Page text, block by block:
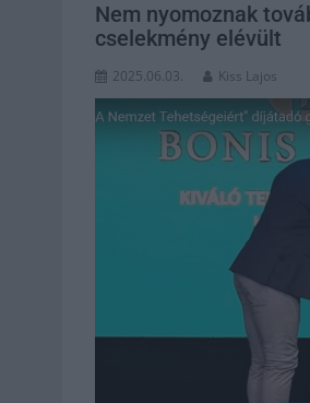
Nem nyomoznak
cselekmény elévült
2025.06.03. Kiss Lajos